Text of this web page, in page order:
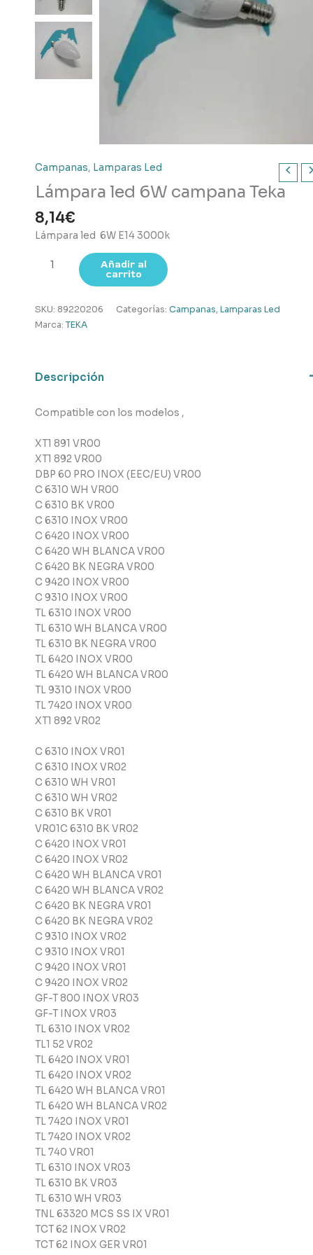
Campanas, Lamparas Led
Lámpara led 6W campana Teka
8,14€
Lámpara led 6W E14 3000k
Lámpara
campana
Teka
Añadir al
carrito
SKU: 89220206 Categorías: Campanas, Lamparas Led
Marca: TEKA
Descripción
Compatible con los modelos ,
XT1 891 VR00
XT1 892 VR00
DBP 60 PRO INOX (EEC/EU) VR00
C 6310 WH VR00
C 6310 BK VR00
C 6310 INOX VR00
C 6420 INOX VR00
C 6420 WH BLANCA VR00
C 6420 BK NEGRA VR00
C 9420 INOX VR00
C 9310 INOX VR00
TL 6310 INOX VR00
TL 6310 WH BLANCA VR00
TL 6310 BK NEGRA VR00
TL 6420 INOX VR00
TL 6420 WH BLANCA VR00
TL 9310 INOX VR00
TL 7420 INOX VR00
XT1 892 VR02
C 6310 INOX VR01
C 6310 INOX VR02
C 6310 WH VR01
C 6310 WH VR02
C 6310 BK VR01
VR01C 6310 BK VR02
C 6420 INOX VR01
C 6420 INOX VR02
C 6420 WH BLANCA VR01
C 6420 WH BLANCA VR02
C 6420 BK NEGRA VR01
C 6420 BK NEGRA VR02
C 9310 INOX VR02
C 9310 INOX VR01
C 9420 INOX VR01
C 9420 INOX VR02
GF-T 800 INOX VR03
GF-T INOX VR03
TL 6310 INOX VR02
TL1 52 VR02
TL 6420 INOX VR01
TL 6420 INOX VR02
TL 6420 WH BLANCA VR01
TL 6420 WH BLANCA VR02
TL 7420 INOX VR01
TL 7420 INOX VR02
TL 740 VR01
TL 6310 INOX VR03
TL 6310 BK VR03
TL 6310 WH VR03
TNL 63320 MCS SS IX VR01
TCT 62 INOX VR02
TCT 62 INOX GER VR01